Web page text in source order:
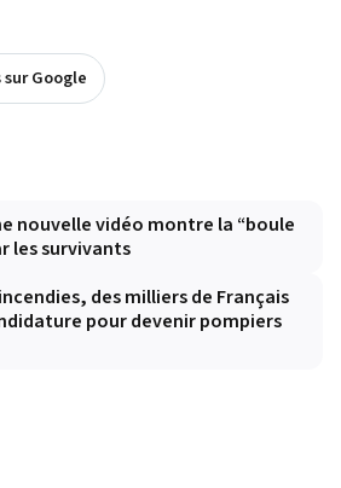
Google
nouvelle vidéo montre la “boule
les survivants
des milliers de Français
pour devenir pompiers